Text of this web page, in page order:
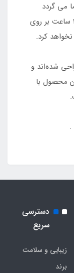
می گردد
همچنین رایحه خوش این بادی اسپلش 24 ساعت بر روی
کرد.
شده‌اند و
محصول با
دسترسی
سریع
زیبایی و سلامت
برند